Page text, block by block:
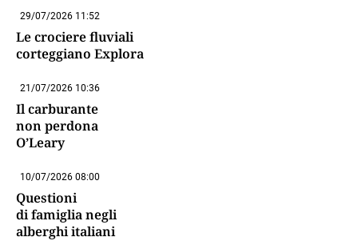
29/07/2026 11:52
Le crociere fluviali
corteggiano Explora
21/07/2026 10:36
Il carburante
non perdona
O’Leary
10/07/2026 08:00
Questioni
di famiglia negli
alberghi italiani